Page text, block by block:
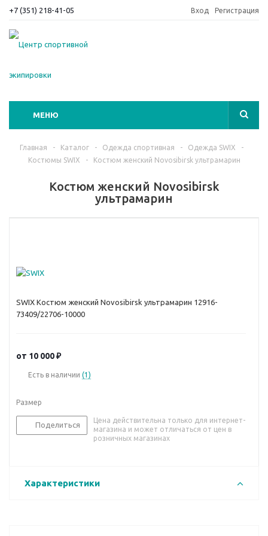
+7 (351) 218-41-05 Вход Регистрация
МЕНЮ
Главная - Каталог - Одежда спортивная - Одежда SWIX
-
Костюмы SWIX
- Костюм женский Novosibirsk ультрамарин
Костюм женский Novosibirsk
ультрамарин
SWIX Костюм женский Novosibirsk ультрамарин 12916-
73409/22706-10000
от 10 000 ₽
Есть в наличии (1)
Размер
Поделиться
Цена действительна только для интернет-
магазина и может отличаться от цен в
розничных магазинах
Характеристики